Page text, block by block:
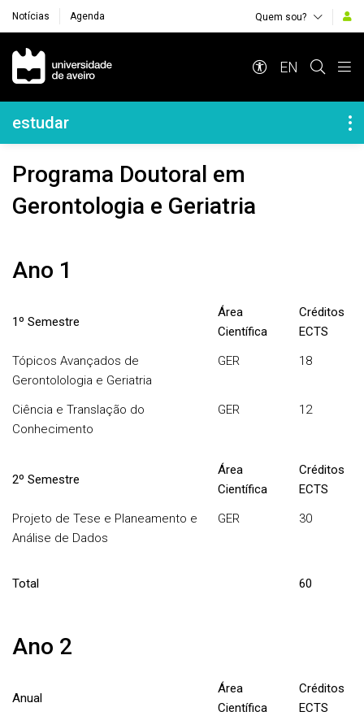
Notícias Agenda Quem sou?
Navegação Principal
EN
Navegação Lateral
estudar
Programa Doutoral em
Gerontologia e Geriatria
Ano 1
1º Semestre
Área
Científica
Créditos
ECTS
Tópicos Avançados de
Gerontolologia e Geriatria
GER 18
Ciência e Translação do
Conhecimento
GER 12
2º Semestre
Área
Científica
Créditos
ECTS
Projeto de Tese e Planeamento e
Análise de Dados
GER 30
Total 60
Ano 2
Anual
Área
Científica
Créditos
ECTS